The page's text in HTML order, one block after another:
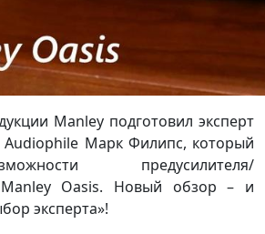
Manley подготовил эксперт
Audiophile Марк Филипс, который
предусилителя/
Manley Oasis. Новый обзор – и
эксперта»!